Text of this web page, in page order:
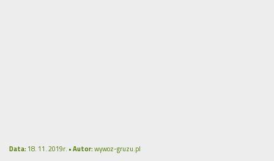
Data:18. 11. 2019r. •Autor:wywoz-gruzu.pl